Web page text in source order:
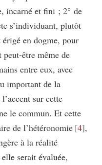
incarné et fini ; 2° de
s’individuant, plutôt
en dogme, pour
peut-être même de
entre eux, avec
important de la
sur cette
le commun. Et cette
de l’hétéronomie 4 ,
à la réalité
serait évaluée,